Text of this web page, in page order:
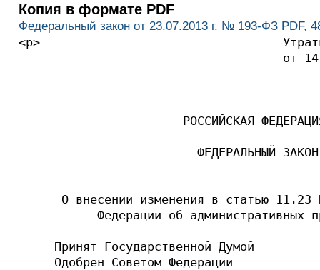
Копия в формате PDF
Федеральный закон от 23.07.2013 г. № 193-ФЗ PDF,
<p>                                  Утратил
от
РОССИЙСКАЯ
                         ФЕДЕРАЛЬНЫЙ ЗАКОН
О внесении изменения в статью 11.23
Федерации об административных
Принят Государственной Думой
Одобрен Советом Федерации